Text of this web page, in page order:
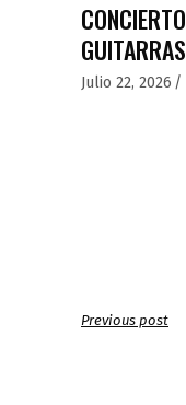
Julio 22, 2026
Previous post